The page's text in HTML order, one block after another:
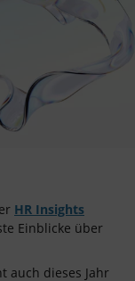
HR Insights
Einblicke über
auch dieses Jahr